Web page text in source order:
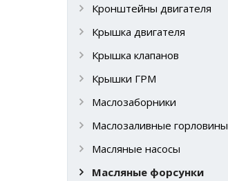
Кронштейны двигателя
Крышка двигателя
Крышка клапанов
Крышки ГРМ
Маслозаборники
Маслозаливные горловины
Масляные насосы
Масляные форсунки